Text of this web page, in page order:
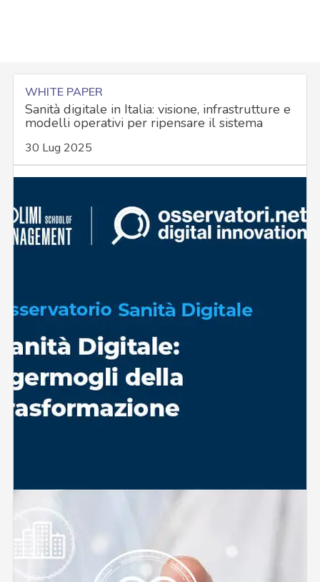
WHITE PAPER
Sanità digitale in Italia: visione, infrastrutture e
modelli operativi per ripensare il sistema
30 Lug 2025